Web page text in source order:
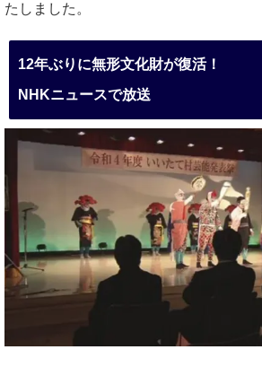
たしました。
12年ぶりに無形文化財が復活！
NHKニュースで放送